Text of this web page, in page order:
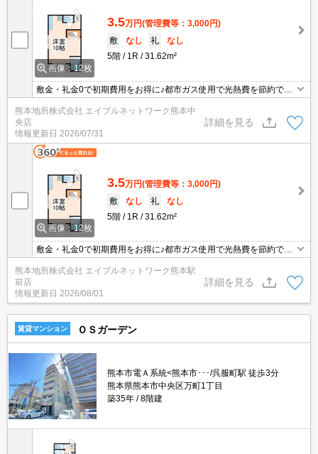
画像：12枚
3.5万円(管理費等：3,000円)
敷
なし 礼
なし
5階
1R 31.62m²
敷金・礼金0で初期費用をお得に♪都市ガス使用で光熱費を節約でき
ます♪室内洗濯機置き場・バストイレ別です♪中心部・熊本駅までア
クセスが良く、ご通勤・ご通学の方にもおすすめです！ぜひご内覧
熊本地所株式会社 エイブルネットワーク熊本中
央店
情報更新日 2026/07/31
詳細を見る
画像：12枚
3.5万円(管理費等：3,000円)
敷
なし 礼
なし
5階
1R 31.62m²
敷金・礼金0で初期費用をお得に♪都市ガス使用で光熱費を節約でき
クセスが良く、ご通勤・ご通学の方にもおすすめです！ぜひご内覧
熊本地所株式会社 エイブルネットワーク熊本駅
前店
情報更新日 2026/08/01
詳細を見る
賃貸マンション ＯＳガーデン
熊本市電Ａ系統<熊本市･･･/呉服町駅 徒歩3分
熊本県熊本市中央区万町1丁目
築35年
8階建